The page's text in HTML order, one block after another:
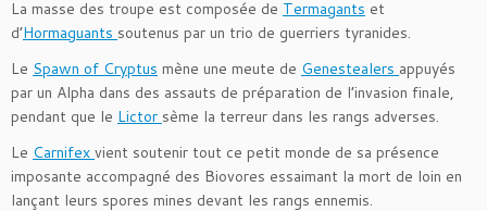
La masse des troupe est composée de Termagants et
d’Hormaguants soutenus par un trio de guerriers tyranides.
Le Spawn of Cryptus mène une meute de Genestealers appuyés
par un Alpha dans des assauts de préparation de l’invasion finale,
pendant que le Lictor sème la terreur dans les rangs adverses.
Le Carnifex vient soutenir tout ce petit monde de sa présence
imposante accompagné des Biovores essaimant la mort de loin en
lançant leurs spores mines devant les rangs ennemis.